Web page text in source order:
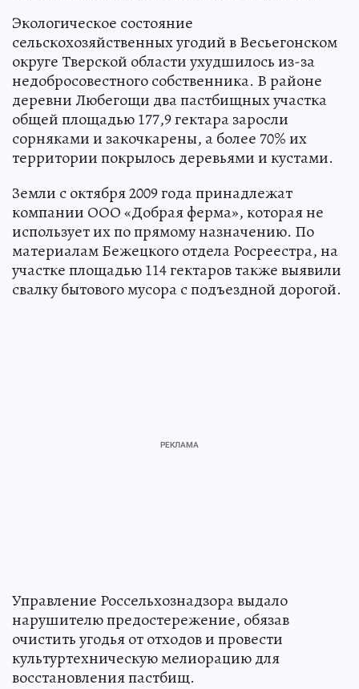
Экологическое состояние
сельскохозяйственных угодий в Весьегонском
округе Тверской области ухудшилось из-за
недобросовестного собственника. В районе
деревни Любегощи два пастбищных участка
общей площадью 177,9 гектара заросли
сорняками и закочкарены, а более 70% их
территории покрылось деревьями и кустами.
Земли с октября 2009 года принадлежат
компании ООО «Добрая ферма», которая не
использует их по прямому назначению. По
материалам Бежецкого отдела Росреестра, на
участке площадью 114 гектаров также выявили
свалку бытового мусора с подъездной дорогой.
Управление Россельхознадзора выдало
нарушителю предостережение, обязав
очистить угодья от отходов и провести
культуртехническую мелиорацию для
восстановления пастбищ.